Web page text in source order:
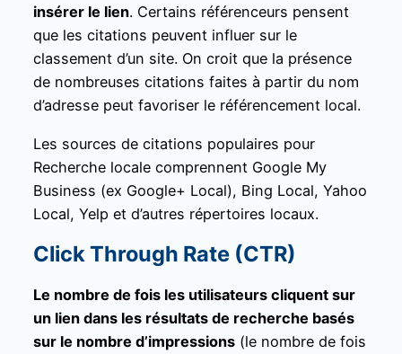
insérer le lien. Certains référenceurs pensent
que les citations peuvent influer sur le
classement d’un site. On croit que la présence
de nombreuses citations faites à partir du nom
d’adresse peut favoriser le référencement local.
Les sources de citations populaires pour
Recherche locale comprennent Google My
Business (ex Google+ Local), Bing Local, Yahoo
Local, Yelp et d’autres répertoires locaux.
Click Through Rate (CTR)
Le nombre de fois les utilisateurs cliquent sur
un lien dans les résultats de recherche basés
sur le nombre d’impressions(le nombre de fois